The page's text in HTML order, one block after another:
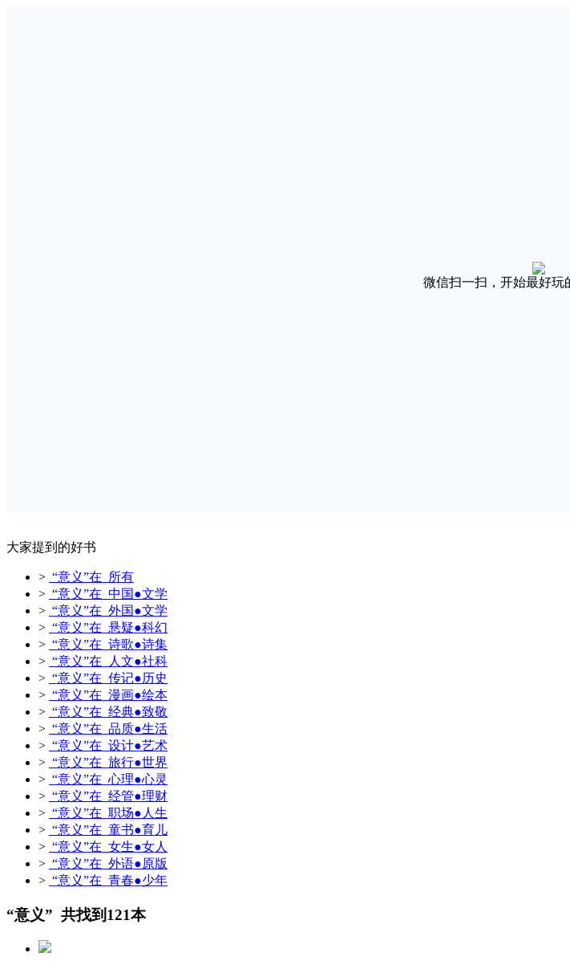
微信扫一扫，开始最好玩
大家提到的好书
> “意义”在 所有
> “意义”在 中国●文学
> “意义”在 外国●文学
> “意义”在 悬疑●科幻
> “意义”在 诗歌●诗集
> “意义”在 人文●社科
> “意义”在 传记●历史
> “意义”在 漫画●绘本
> “意义”在 经典●致敬
> “意义”在 品质●生活
> “意义”在 设计●艺术
> “意义”在 旅行●世界
> “意义”在 心理●心灵
> “意义”在 经管●理财
> “意义”在 职场●人生
> “意义”在 童书●育儿
> “意义”在 女生●女人
> “意义”在 外语●原版
> “意义”在 青春●少年
“意义” 共找到121本